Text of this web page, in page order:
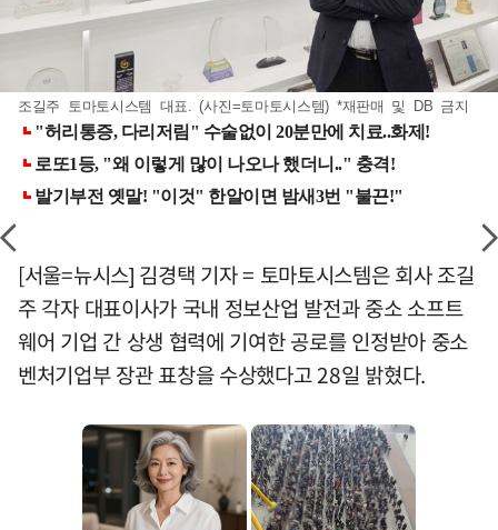
조길주 토마토시스템 대표. (사진=토마토시스템) *재판매 및 DB 금지
[서울=뉴시스] 김경택 기자 = 토마토시스템은 회사 조길
주 각자 대표이사가 국내 정보산업 발전과 중소 소프트
웨어 기업 간 상생 협력에 기여한 공로를 인정받아 중소
벤처기업부 장관 표창을 수상했다고 28일 밝혔다.